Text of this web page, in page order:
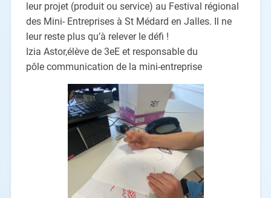
leur projet (produit ou service) au Festival régional
des Mini- Entreprises à St Médard en Jalles. Il ne
leur reste plus qu’à relever le défi !
Izia Astor,élève de 3eE et responsable du
pôle communication de la mini-entreprise